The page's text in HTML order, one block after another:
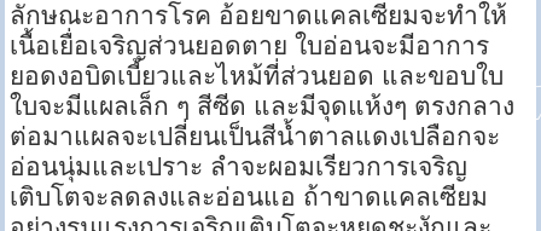
ลักษณะอาการโรค อ้อยขาดแคลเซียมจะทำให้
เนื้อเยื่อเจริญส่วนยอดตาย ใบอ่อนจะมีอาการ
ยอดงอบิดเบี้ยวและไหม้ที่ส่วนยอด และขอบใบ
ใบจะมีแผลเล็ก ๆ สีซีด และมีจุดแห้งๆ ตรงกลาง
ต่อมาแผลจะเปลี่ยนเป็นสีน้ำตาลแดงเปลือกจะ
อ่อนนุ่มและเปราะ ลำจะผอมเรียวการเจริญ
เติบโตจะลดลงและอ่อนแอ ถ้าขาดแคลเซียม